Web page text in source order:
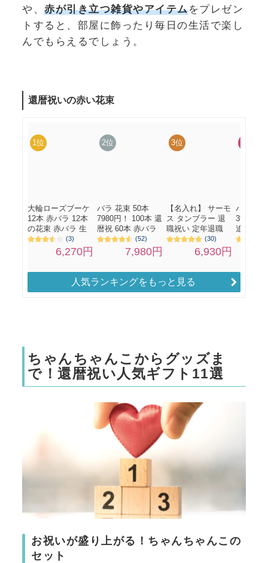
や、 赤が引き立つ雑貨やアイテムをプレゼン
トすると、部屋に飾ったり毎日の生活で楽し
んでもらえるでしょう。
人気ランキングをもっと見る
ちゃんちゃんこからグッズま
で！還暦祝い人気ギフト11選
お祝いが盛り上がる！ちゃんちゃんこの
セット